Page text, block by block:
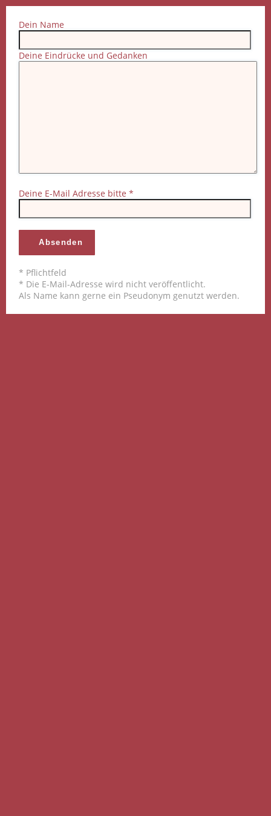
Dein Name
Deine Eindrücke und Gedanken
Deine E-Mail Adresse bitte *
* Pflichtfeld
* Die E-Mail-Adresse wird nicht veröffentlicht.
Als Name kann gerne ein Pseudonym genutzt werden.